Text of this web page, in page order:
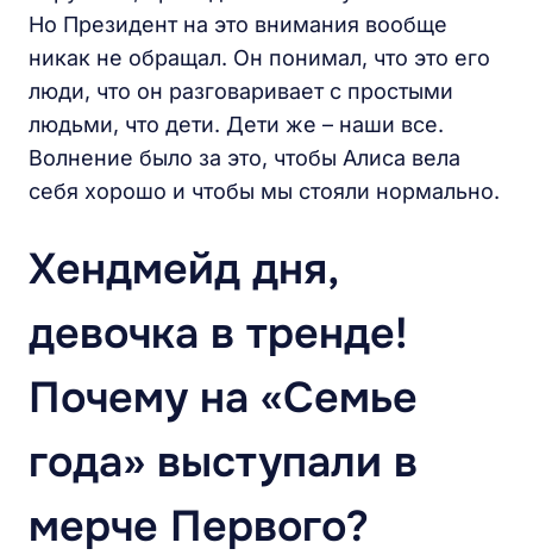
Но Президент на это внимания вообще
никак не обращал. Он понимал, что это его
люди, что он разговаривает с простыми
людьми, что дети. Дети же – наши все.
Волнение было за это, чтобы Алиса вела
себя хорошо и чтобы мы стояли нормально.
Хендмейд дня,
девочка в тренде!
Почему на «Семье
года» выступали в
мерче Первого?